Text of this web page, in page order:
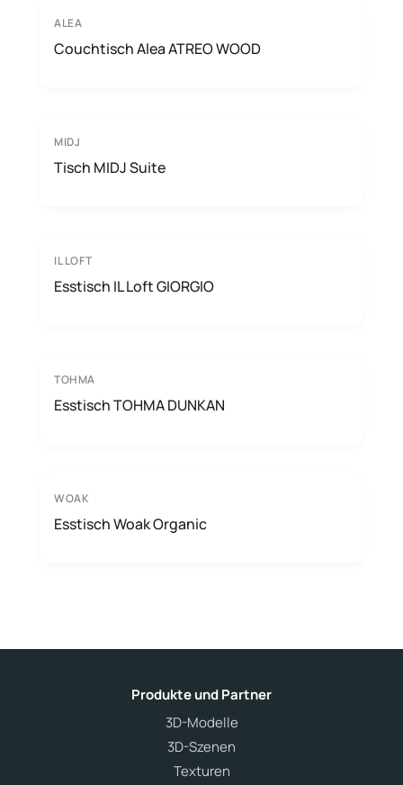
ALEA
Couchtisch Alea ATREO WOOD
MIDJ
Tisch MIDJ Suite
IL LOFT
Esstisch IL Loft GIORGIO
TOHMA
Esstisch TOHMA DUNKAN
WOAK
Esstisch Woak Organic
Produkte und Partner
3D-Modelle
3D-Szenen
Texturen